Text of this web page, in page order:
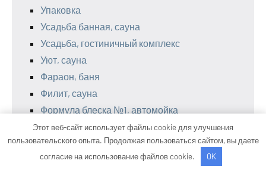
Упаковка
Усадьба банная, сауна
Усадьба, гостиничный комплекс
Уют, сауна
Фараон, баня
Филит, сауна
Формула блеска №1, автомойка
Форсаж
Форсаж+
Хвойная, сауна
Этот веб-сайт использует файлы cookie для улучшения
пользовательского опыта. Продолжая пользоваться сайтом, вы даете
согласие на использование файлов cookie.
OK